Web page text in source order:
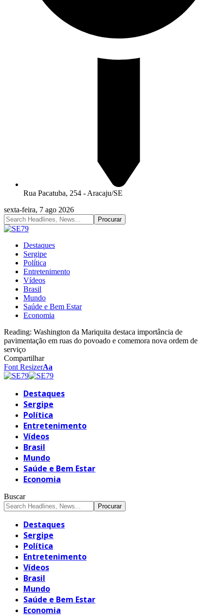
Rua Pacatuba, 254 - Aracaju/SE
sexta-feira, 7 ago 2026
Destaques
Sergipe
Política
Entretenimento
Vídeos
Brasil
Mundo
Saúde e Bem Estar
Economia
Reading: Washington da Mariquita destaca importância de
pavimentação em ruas do povoado e comemora nova ordem de
serviço
Compartilhar
Font ResizerAa
Destaques
Sergipe
Política
Entretenimento
Vídeos
Brasil
Mundo
Saúde e Bem Estar
Economia
Buscar
Destaques
Sergipe
Política
Entretenimento
Vídeos
Brasil
Mundo
Saúde e Bem Estar
Economia